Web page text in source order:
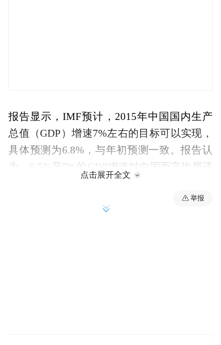
报告显示，IMF预计，2015年中国国内生产
总值（GDP）增速7%左右的目标可以实现，
具体预测为6.8%，与年初预测一致。报告认
为，6.5%至7%的GDP增速对中国而言均属适
下，可采取更宽松的财政政策。中国目前不
点击展开全文
举报